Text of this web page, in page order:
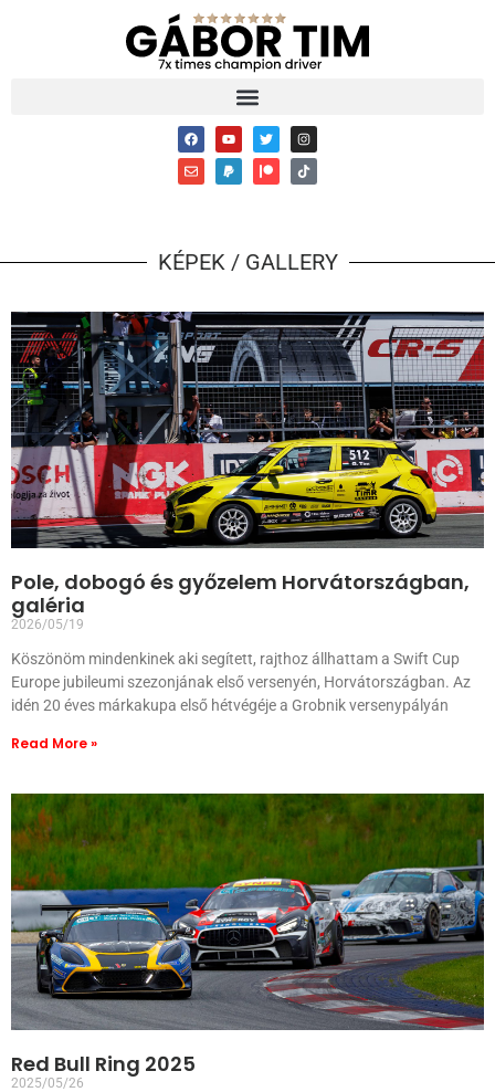
KÉPEK / GALLERY
Pole, dobogó és győzelem Horvátországban,
galéria
2026/05/19
Köszönöm mindenkinek aki segített, rajthoz állhattam a Swift Cup
Europe jubileumi szezonjának első versenyén, Horvátországban. Az
idén 20 éves márkakupa első hétvégéje a Grobnik versenypályán
Read More »
Red Bull Ring 2025
2025/05/26